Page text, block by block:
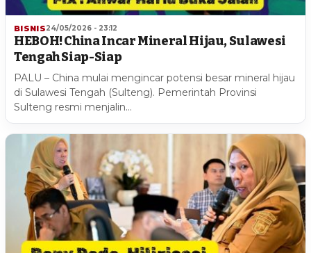
BISNIS24/05/2026 - 23:12
HEBOH! China Incar Mineral Hijau, Sulawesi
Tengah Siap-Siap
PALU – China mulai mengincar potensi besar mineral hijau
di Sulawesi Tengah (Sulteng). Pemerintah Provinsi
Sulteng resmi menjalin…